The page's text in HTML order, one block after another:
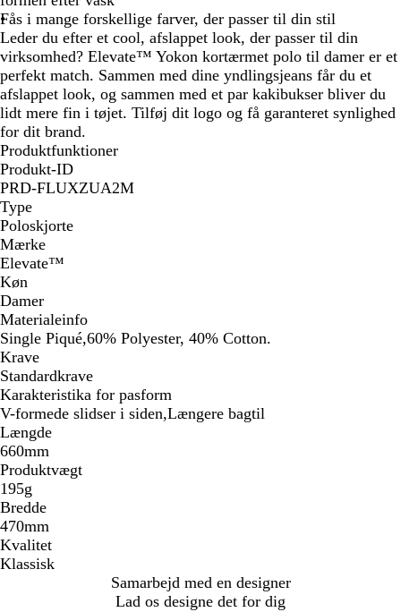
Fås i mange forskellige farver, der passer til din stil
Leder du efter et cool, afslappet look, der passer til din
virksomhed? Elevate™ Yokon kortærmet polo til damer er et
perfekt match. Sammen med dine yndlingsjeans får du et
afslappet look, og sammen med et par kakibukser bliver du
lidt mere fin i tøjet. Tilføj dit logo og få garanteret synlighed
for dit brand.
Produktfunktioner
Produkt-ID
PRD-FLUXZUA2M
Type
Poloskjorte
Mærke
Elevate™
Køn
Damer
Materialeinfo
Single Piqué,60% Polyester, 40% Cotton.
Krave
Standardkrave
Karakteristika for pasform
V-formede slidser i siden,Længere bagtil
Længde
660mm
Produktvægt
195g
Bredde
470mm
Kvalitet
Klassisk
Samarbejd med en designer
Lad os designe det for dig